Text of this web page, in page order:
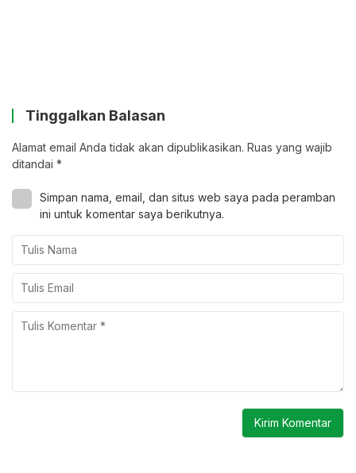
Tinggalkan Balasan
Alamat email Anda tidak akan dipublikasikan. Ruas yang wajib
ditandai *
Simpan nama, email, dan situs web saya pada peramban
ini untuk komentar saya berikutnya.